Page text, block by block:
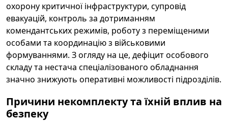
охорону критичної інфраструктури, супровід
евакуацій, контроль за дотриманням
комендантських режимів, роботу з переміщеними
особами та координацію з військовими
формуваннями. З огляду на це, дефіцит особового
складу та нестача спеціалізованого обладнання
значно знижують оперативні можливості підрозділів.
Причини некомплекту та їхній вплив на
безпеку